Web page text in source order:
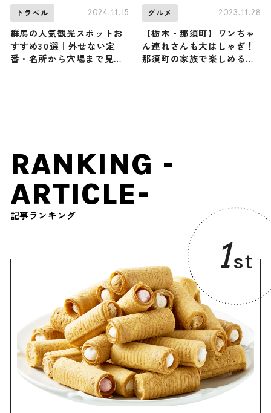
トラベル 2024.11.15
群馬の人気観光スポットお
すすめ30選｜外せない定
番・名所から穴場まで見ど
グルメ 2023.11.28
【栃木・那須町】ワンちゃ
ん連れさんも大はしゃぎ！
那須町の家族で楽しめるお
RANKING -
ARTICLE-
記事ランキング
1st